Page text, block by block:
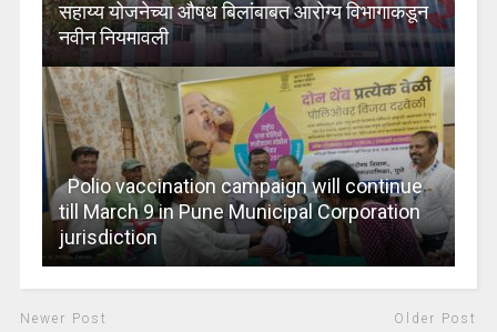
सहाय्य योजनेच्या औषध बिलांबाबत आरोग्य विभागाकडून
नवीन नियमावली
Polio vaccination campaign will continue
till March 9 in Pune Municipal Corporation
jurisdiction
Newer Post Older Post